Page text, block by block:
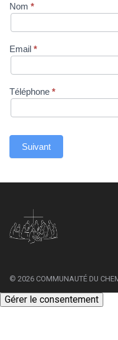
Nom *
Email *
Téléphone *
Suivant
© 2026 COMMUNAUTÉ DU
Gérer le consentement